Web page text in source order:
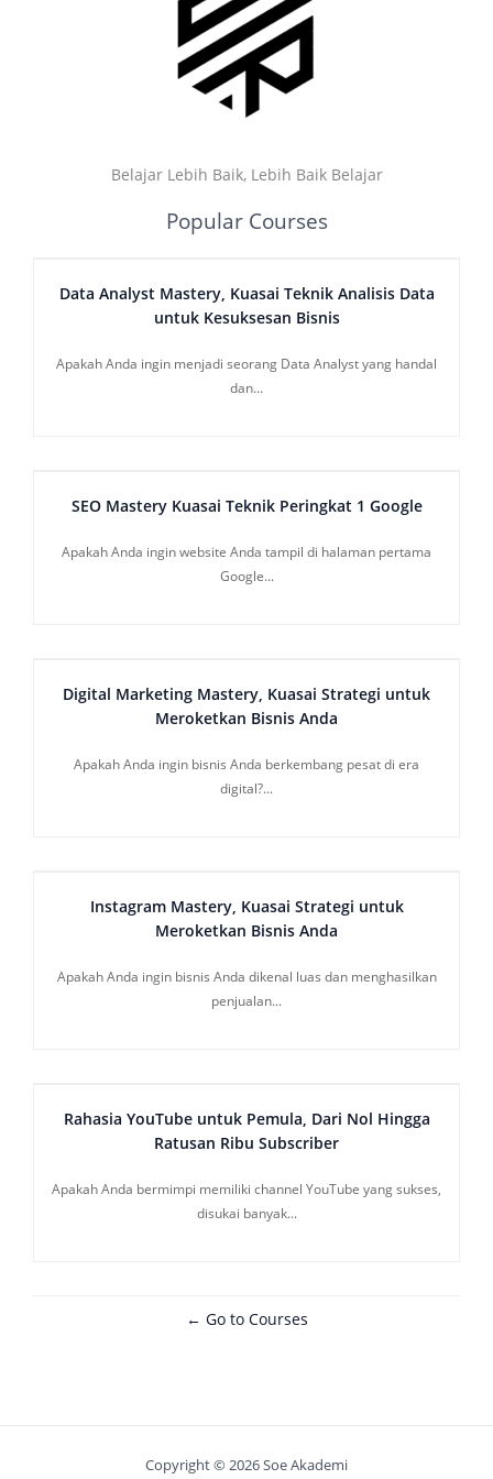
Belajar Lebih Baik, Lebih Baik Belajar
Popular Courses
Data Analyst Mastery, Kuasai Teknik Analisis Data
untuk Kesuksesan Bisnis
Apakah Anda ingin menjadi seorang Data Analyst yang handal
dan...
SEO Mastery Kuasai Teknik Peringkat 1 Google
Apakah Anda ingin website Anda tampil di halaman pertama
Google...
Digital Marketing Mastery, Kuasai Strategi untuk
Meroketkan Bisnis Anda
Apakah Anda ingin bisnis Anda berkembang pesat di era
digital?...
Instagram Mastery, Kuasai Strategi untuk
Meroketkan Bisnis Anda
Apakah Anda ingin bisnis Anda dikenal luas dan menghasilkan
penjualan...
Rahasia YouTube untuk Pemula, Dari Nol Hingga
Ratusan Ribu Subscriber
Apakah Anda bermimpi memiliki channel YouTube yang sukses,
disukai banyak...
Go to Courses
Copyright © 2026 Soe Akademi